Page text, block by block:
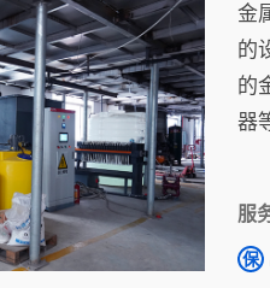
金
的
的
器
服
保